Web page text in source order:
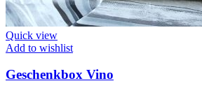
Quick view
Add to wishlist
Geschenkbox Vino